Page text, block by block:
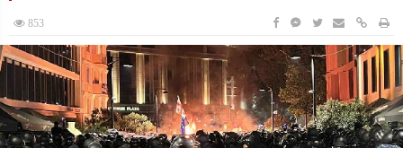
853